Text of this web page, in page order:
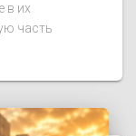
в их
часть